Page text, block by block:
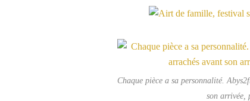
Chaque pièce a sa personnalité.
son arrivée,